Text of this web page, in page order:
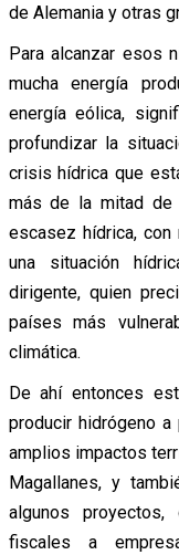
de Alemania y otras
Para alcanzar esos
mucha energía
energía eólica,
profundizar la
crisis hídrica que
más de la mitad de
escasez hídrica,
una situación
dirigente, quien
países más
climática.
De ahí entonces
producir hidrógeno
amplios impactos
Magallanes, y
algunos
fiscales a